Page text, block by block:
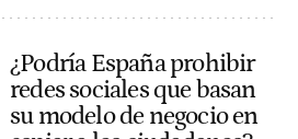
¿Podría España prohibir
redes sociales que basan
su modelo de negocio en